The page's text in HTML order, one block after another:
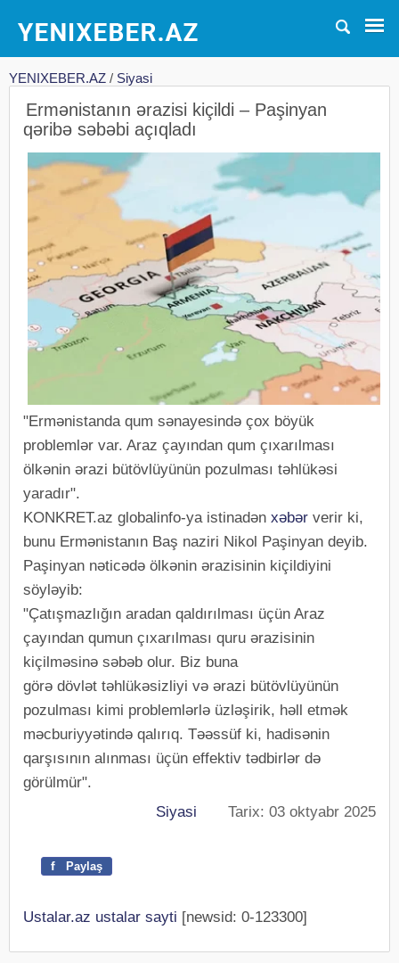
YENIXEBER.AZ / Siyasi
Ermənistanın ərazisi kiçildi – Paşinyan
qəribə səbəbi açıqladı
"Ermənistanda qum sənayesində çox böyük
problemlər var. Araz çayından qum çıxarılması
ölkənin ərazi bütövlüyünün pozulması təhlükəsi
yaradır".
KONKRET.az globalinfo-ya istinadən xəbər verir ki,
bunu Ermənistanın Baş naziri Nikol Paşinyan deyib.
Paşinyan nəticədə ölkənin ərazisinin kiçildiyini
söyləyib:
"Çatışmazlığın aradan qaldırılması üçün Araz
çayından qumun çıxarılması quru ərazisinin
kiçilməsinə səbəb olur. Biz buna
görə dövlət təhlükəsizliyi və ərazi bütövlüyünün
pozulması kimi problemlərlə üzləşirik, həll etmək
məcburiyyətində qalırıq. Təəssüf ki, hadisənin
qarşısının alınması üçün effektiv tədbirlər də
görülmür".
Siyasi Tarix: 03 oktyabr 2025
f Paylaş
Ustalar.az ustalar sayti [newsid: 0-123300]